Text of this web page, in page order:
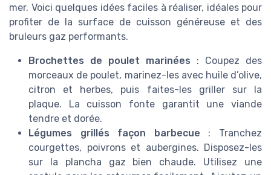
mer. Voici quelques idées faciles à réaliser, idéales pour
profiter de la surface de cuisson généreuse et des
bruleurs gaz performants.
Brochettes de poulet marinées : Coupez des
morceaux de poulet, marinez-les avec huile d’olive,
citron et herbes, puis faites-les griller sur la
plaque. La cuisson fonte garantit une viande
tendre et dorée.
Légumes grillés façon barbecue : Tranchez
courgettes, poivrons et aubergines. Disposez-les
sur la plancha gaz bien chaude. Utilisez une